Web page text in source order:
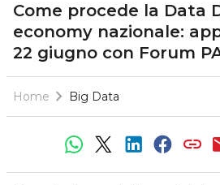
Come procede la Data
economy nazionale:
22 giugno con Forum
Home Big Data